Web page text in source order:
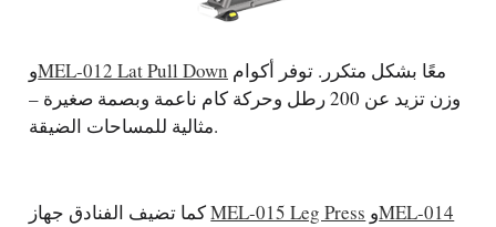
وMEL-012 Lat Pull Down
وزن تزيد عن 200 رطل وحركة كام ناعمة وبصمة صغيرة –
مثالية للمساحات الضيقة.
كما تضيف الفنادق جهازMEL-015 Leg Press وMEL-014